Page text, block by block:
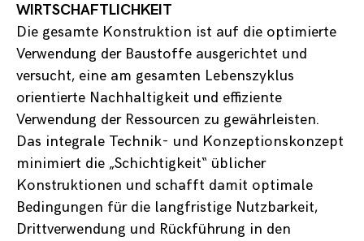
WIRTSCHAFTLICHKEIT
Die gesamte Konstruktion ist auf die optimierte
Verwendung der Baustoffe ausgerichtet und
versucht, eine am gesamten Lebenszyklus
orientierte Nachhaltigkeit und effiziente
Verwendung der Ressourcen zu gewährleisten.
Das integrale Technik- und Konzeptionskonzept
minimiert die „Schichtigkeit“ üblicher
Konstruktionen und schafft damit optimale
Bedingungen für die langfristige Nutzbarkeit,
Drittverwendung und Rückführung in den